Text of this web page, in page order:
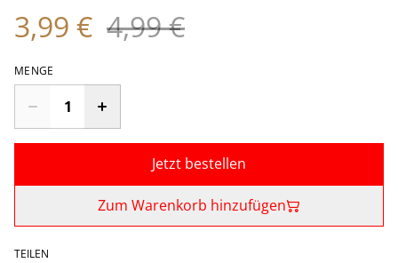
3,99 € 4,99 €
MENGE
Jetzt bestellen
Zum Warenkorb hinzufügen
TEILEN